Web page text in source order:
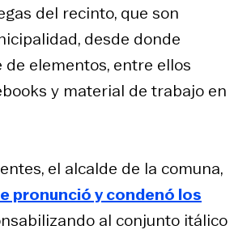
del recinto, que son
desde donde
elementos, entre ellos
y material de trabajo en
el alcalde de la comuna,
pronunció y condenó los
al conjunto itálico